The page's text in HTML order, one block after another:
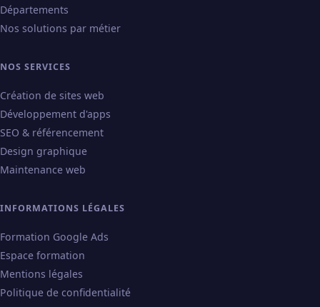
Départements
Nos solutions par métier
NOS SERVICES
Création de sites web
Développement d'apps
SEO & référencement
Design graphique
Maintenance web
INFORMATIONS LÉGALES
Formation Google Ads
Espace formation
Mentions légales
Politique de confidentialité